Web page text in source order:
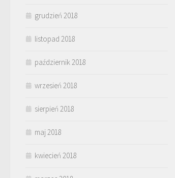
grudzień 2018
listopad 2018
październik 2018
wrzesień 2018
sierpień 2018
maj 2018
kwiecień 2018